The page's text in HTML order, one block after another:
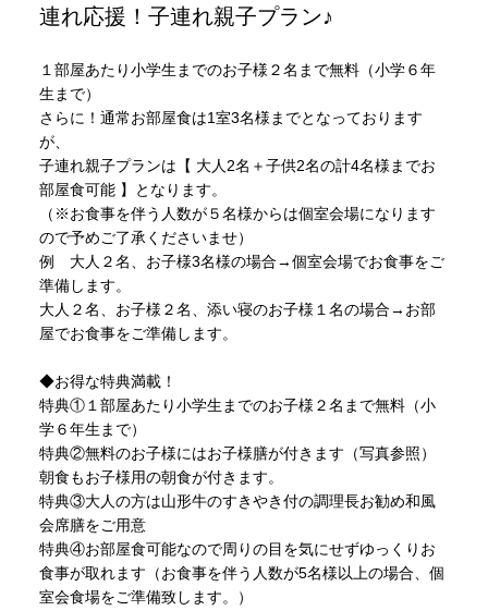
連れ応援！子連れ親子プラン♪
１部屋あたり小学生までのお子様２名まで無料（小学６年
生まで）
さらに！通常お部屋食は1室3名様までとなっております
が、
子連れ親子プランは【 大人2名＋子供2名の計4名様までお
部屋食可能 】となります。
（※お食事を伴う人数が５名様からは個室会場になります
ので予めご了承くださいませ）
例 大人２名、お子様3名様の場合→個室会場でお食事をご
準備します。
大人２名、お子様２名、添い寝のお子様１名の場合→お部
屋でお食事をご準備します。
◆お得な特典満載！
特典①１部屋あたり小学生までのお子様２名まで無料（小
学６年生まで）
特典②無料のお子様にはお子様膳が付きます（写真参照）
朝食もお子様用の朝食が付きます。
特典③大人の方は山形牛のすきやき付の調理長お勧め和風
会席膳をご用意
特典④お部屋食可能なので周りの目を気にせずゆっくりお
食事が取れます（お食事を伴う人数が5名様以上の場合、個
室会食場をご準備致します。）